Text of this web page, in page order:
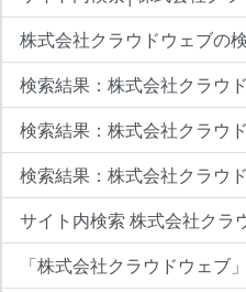
株式会社クラウドウェブの
検索結果：株式会社クラウ
検索結果：株式会社クラウ
検索結果：株式会社クラウ
サイト内検索 株式会社ク
「株式会社クラウドウェブ